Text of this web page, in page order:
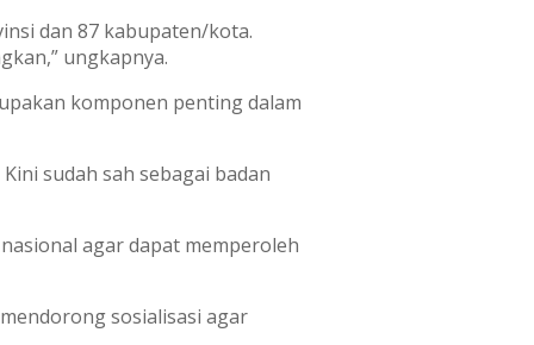
dan 87 kabupaten/kota.
ungkapnya.
komponen penting dalam
sudah sah sebagai badan
agar dapat memperoleh
sosialisasi agar